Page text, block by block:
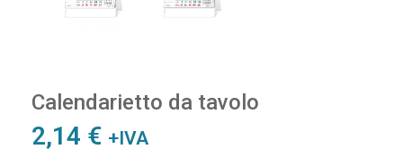
Calendarietto da tavolo
2,14 € +IVA